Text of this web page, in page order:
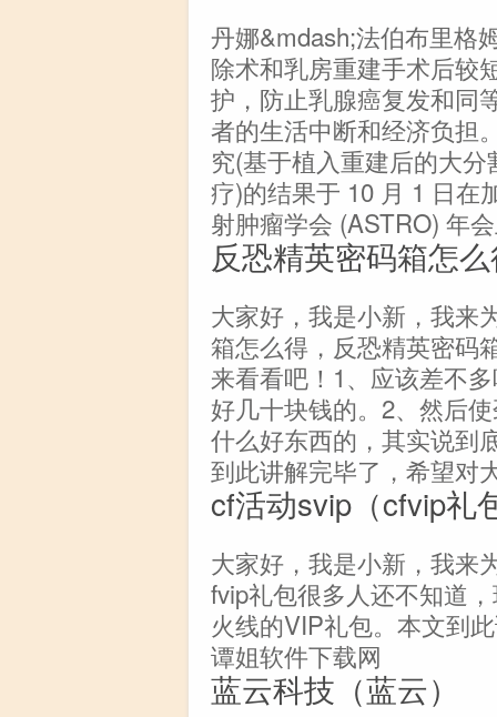
丹娜&mdash;法伯布里格
除术和乳房重建手术后较
护，防止乳腺癌复发和同
者的生活中断和经济负担
究(基于植入重建后的大
疗)的结果于 10 月 1 日在
射肿瘤学会 (ASTRO) 年
反恐精英密码箱怎
大家好，我是小新，我来
箱怎么得，反恐精英密码
来看看吧！1、应该差不
好几十块钱的。2、然后
什么好东西的，其实说到
到此讲解完毕了，希望对
cf活动svip（cfvip礼
大家好，我是小新，我来
fvip礼包很多人还不知道
火线的VIP礼包。本文到
谭姐软件下载网
蓝云科技（蓝云）